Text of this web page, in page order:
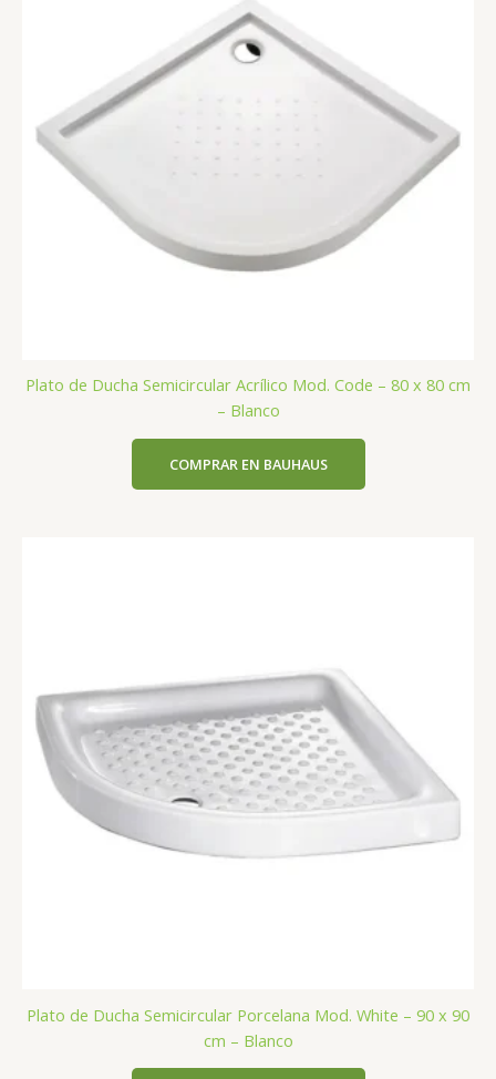
Plato de Ducha Semicircular Acrílico Mod. Code – 80 x 80 cm
– Blanco
COMPRAR EN BAUHAUS
Plato de Ducha Semicircular Porcelana Mod. White – 90 x 90
cm – Blanco